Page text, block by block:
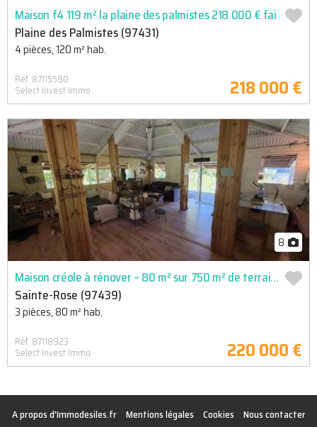
Maison f4 119 m² la plaine des palmistes 218 000 € fai
Plaine des Palmistes (97431)
4 pièces, 120 m² hab.
Réf. 87115590
Select Invest Immo 218 000 €
8
Maison créole à rénover – 80 m² sur 750 m² de terrain -sainte-rose
Sainte-Rose (97439)
3 pièces, 80 m² hab.
Réf. 87118923
Select Invest Immo 220 000 €
A propos d'Immodesiles.fr Mentions légales Cookies Nous contacter